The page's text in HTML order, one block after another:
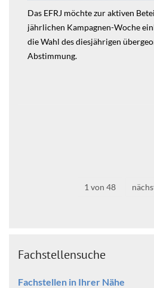
Das EFRJ möchte zur aktiven
jährlichen Kampagnen-Woche
die Wahl des diesjährigen
Abstimmung.
1 von 48
Fachstellensuche
Fachstellen in Ihrer Nähe